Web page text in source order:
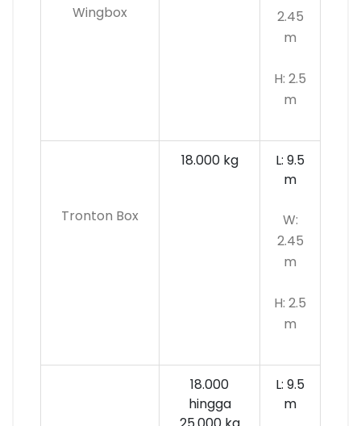
Wingbox
2.45
m
H: 2.5
m
Tronton Box
18.000 kg
L: 9.5
m
W:
2.45
m
H: 2.5
m
18.000
hingga
L: 9.5
m